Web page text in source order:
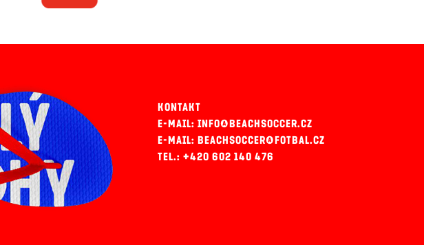
KONTAKT
E-MAIL: INFO@BEACHSOCCER.CZ
E-MAIL: BEACHSOCCER@FOTBAL.CZ
TEL.: +420 602 140 476